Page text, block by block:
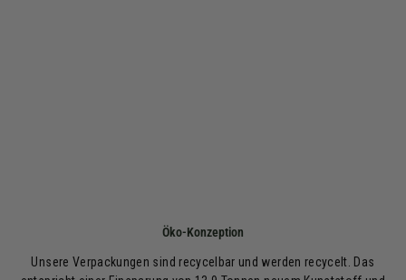
Öko-Konzeption
Unsere Verpackungen sind recycelbar und werden recycelt. Das